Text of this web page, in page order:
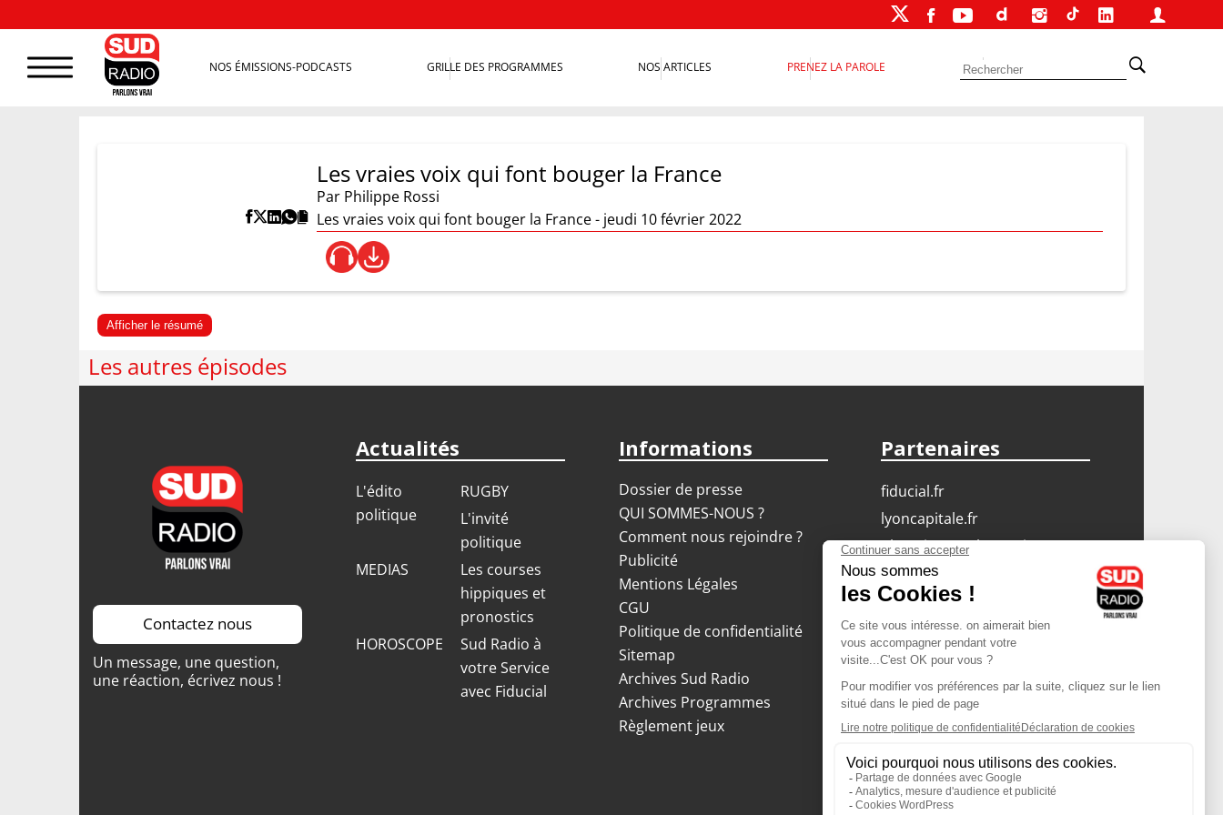
NOS ÉMISSIONS-PODCASTS GRILLE DES PROGRAMMES NOS ARTICLES PRENEZ LA PAROLE
Les vraies voix qui font bouger la France
Par Philippe Rossi
Les vraies voix qui font bouger la France - jeudi 10 février 2022
Afficher le résumé
Les autres épisodes
Contactez nous
Un message, une question,
une réaction, écrivez nous !
Actualités
L'édito
politique
RUGBY
L'invité
politique
MEDIAS
Les courses
hippiques et
pronostics
HOROSCOPE
Sud Radio à
votre Service
avec Fiducial
Informations
Dossier de presse
QUI SOMMES-NOUS ?
Comment nous rejoindre ?
Publicité
Mentions Légales
CGU
Politique de confidentialité
Sitemap
Archives Sud Radio
Archives Programmes
Règlement jeux
Partenaires
fiducial.fr
lyoncapitale.fr
olympique-et-lyonnais.com
L'application Iphone
/ Android
Téléchargez l'application
Les cookies
Gestion des cookies